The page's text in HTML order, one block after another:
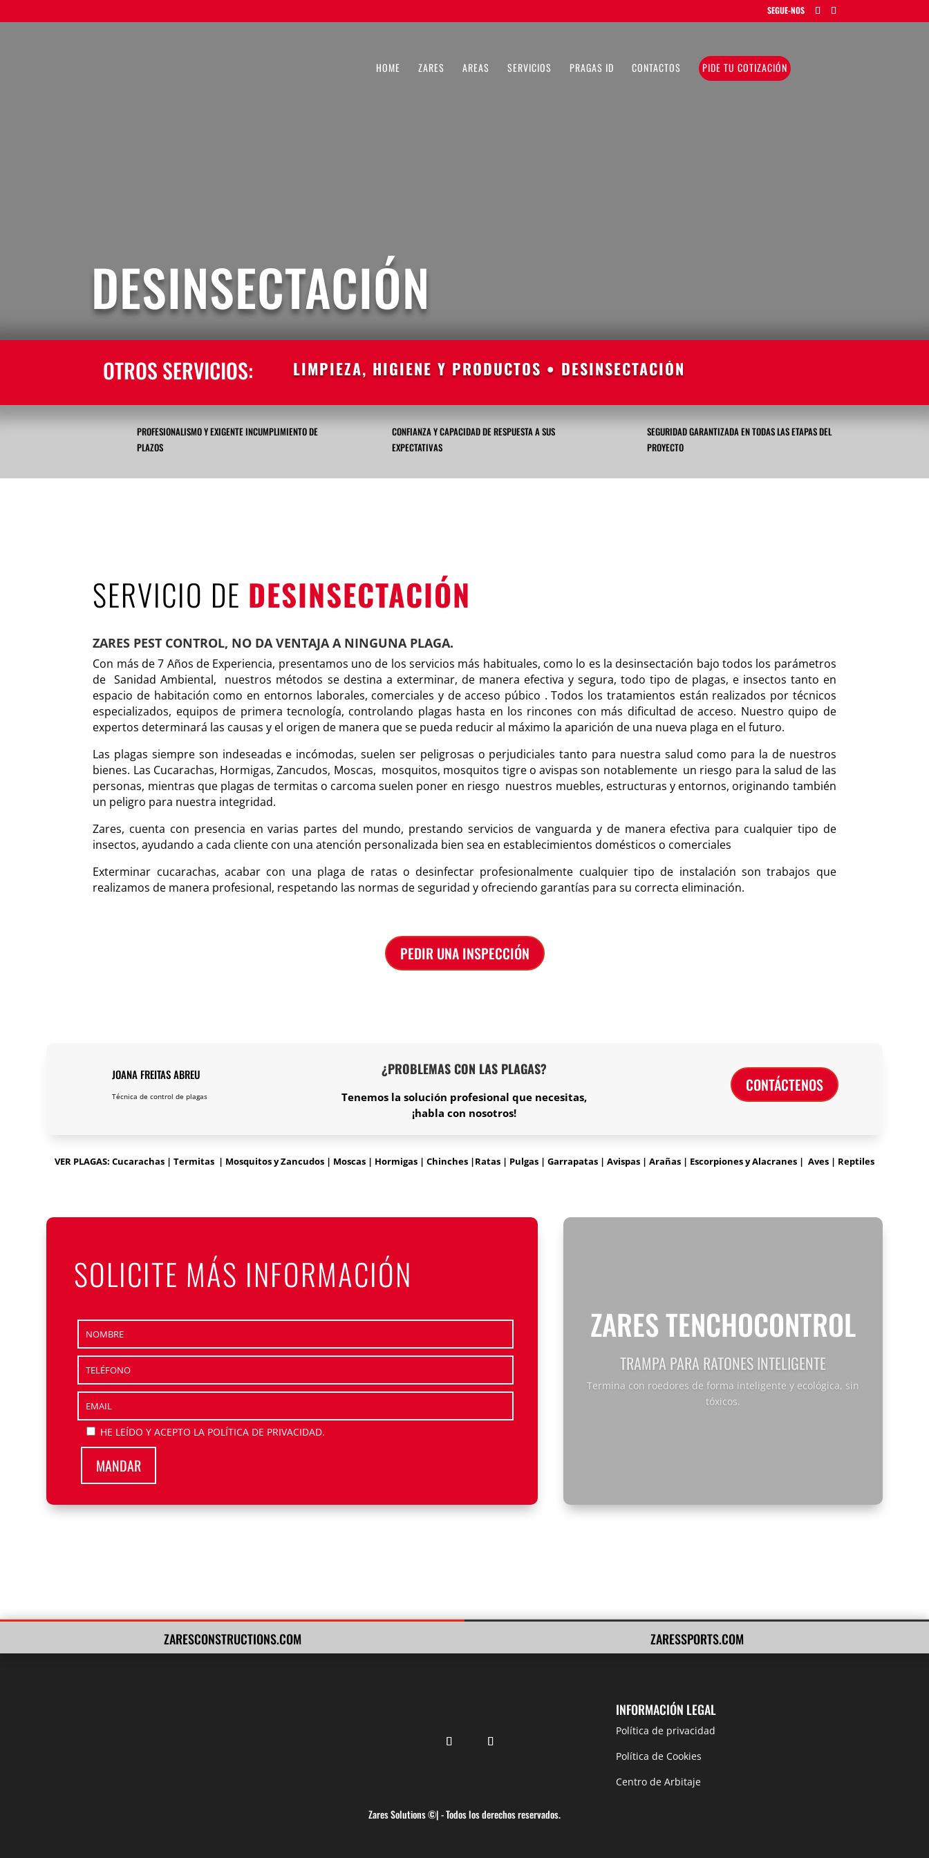
HOME ZARES AREAS SERVICIOS PRAGAS ID CONTACTOS PIDE TU COTIZACIÓN
DESINSECTACIÓN
OTROS SERVICIOS: LIMPIEZA, HIGIENE Y PRODUCTOS • DESINSECTACIÓN
PROFESIONALISMO Y EXIGENTE INCUMPLIMIENTO DE
PLAZOS
CONFIANZA Y CAPACIDAD DE RESPUESTA A SUS
EXPECTATIVAS
SEGURIDAD GARANTIZADA EN TODAS LAS ETAPAS DEL
PROYECTO
SERVICIO DE DESINSECTACIÓN
ZARES PEST CONTROL, NO DA VENTAJA A NINGUNA PLAGA.
Con más de 7 Años de Experiencia, presentamos uno de los servicios más habituales, como lo es la desinsectación bajo todos los parámetros
de Sanidad Ambiental,
nuestros métodos se destina a exterminar, de manera efectiva y segura, todo tipo de plagas, e insectos tanto en
espacio de habitación como en entornos laborales, comerciales y de acceso púbico . Todos los tratamientos están realizados por técnicos
especializados, equipos de primera tecnología, controlando plagas hasta en los rincones con más dificultad de acceso. Nuestro quipo de
expertos determinará las causas y el origen de manera que se pueda reducir al máximo la aparición de una nueva plaga en el futuro.
Las plagas siempre son indeseadas e incómodas, suelen ser peligrosas o perjudiciales tanto para nuestra salud como para la de nuestros
bienes. Las Cucarachas, Hormigas, Zancudos, Moscas, mosquitos, mosquitos tigre o avispas son notablemente un riesgo para la salud de las
personas, mientras que plagas de termitas o carcoma suelen poner en riesgo nuestros muebles, estructuras y entornos, originando también
un peligro para nuestra integridad.
Zares, cuenta con presencia en varias partes del mundo, prestando servicios de vanguarda y de manera efectiva para cualquier tipo de
insectos, ayudando a cada cliente con una atención personalizada bien sea en establecimientos domésticos o comerciales
Exterminar cucarachas, acabar con una plaga de ratas o desinfectar profesionalmente cualquier tipo de instalación son trabajos que
realizamos de manera profesional, respetando las normas de seguridad y ofreciendo garantías para su correcta eliminación.
PEDIR UNA INSPECCIÓN
JOANA FREITAS ABREU
Técnica de control de plagas
¿PROBLEMAS CON LAS PLAGAS?
Tenemos la solución profesional que necesitas,
¡habla con nosotros!
CONTÁCTENOS
VER PLAGAS: Cucarachas | Termitas | Mosquitos y Zancudos | Moscas | Hormigas | Chinches |Ratas | Pulgas | Garrapatas | Avispas | Arañas | Escorpiones y Alacranes | Aves | Reptiles
SOLICITE MÁS INFORMACIÓN
HE LEÍDO Y ACEPTO LA POLÍTICA DE PRIVACIDAD.
ZARES TENCHOCONTROL
TRAMPA PARA RATONES INTELIGENTE
Termina con roedores de forma inteligente y ecológica, sin
tóxicos.
ZARESCONSTRUCTIONS.COM ZARESSPORTS.COM
Zares Solutions ©| - Todos los derechos reservados.
INFORMACIÓN LEGAL
Política de privacidad
Política de Cookies
Centro de Arbitaje